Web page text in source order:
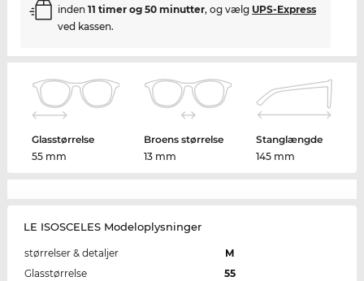
inden 11 timer og 50 minutter, og vælg UPS-Express
ved kassen.
Glasstørrelse
55 mm
Broens størrelse
13 mm
Stanglængde
145 mm
LE ISOSCELES Modeloplysninger
størrelser & detaljer
M
Glasstørrelse
55